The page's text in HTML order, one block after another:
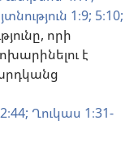
1։9; 5։10;
որի
է
Ղուկաս 1։31-